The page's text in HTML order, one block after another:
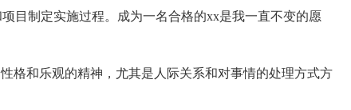
目制定实施过程。成为一名合格的xx是我一直不变的愿
格和乐观的精神，尤其是人际关系和对事情的处理方式方